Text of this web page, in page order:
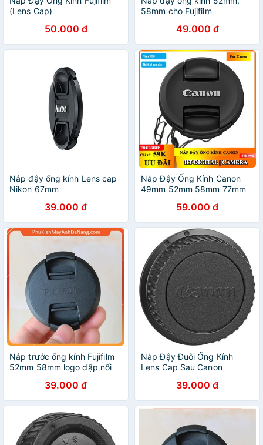
(Lens Cap)
50.000 đ
58mm cho Fujifilm
49.000 đ
Nắp đậy ống kính Lens cap
Nikon 67mm
39.000 đ
Nắp Đậy Ống Kính Canon
49mm 52mm 58mm 77mm
59.000 đ
Nắp trước ống kính Fujifilm
52mm 58mm logo dập nổi
dành cho ống kính Fujifilm
39.000 đ
Nắp Đậy Đuôi Ống Kính
Lens Cap Sau Canon
39.000 đ